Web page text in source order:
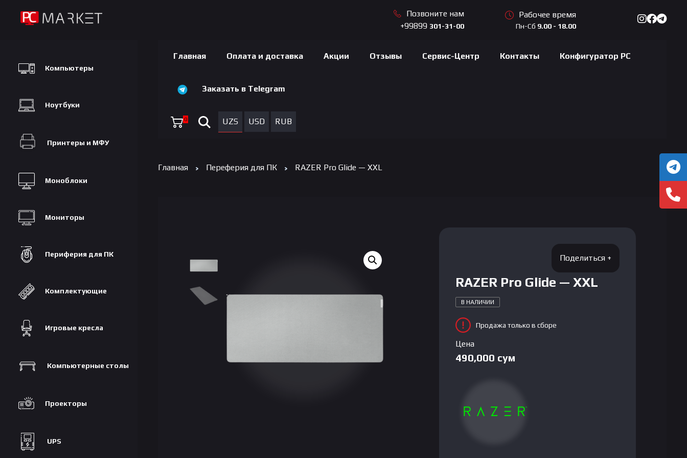
Позвоните нам
+99899 301-31-00
Рабочее время
Пн-Сб 9.00 - 18.00
Компьютеры
Ноутбуки
Принтеры и МФУ
Моноблоки
Мониторы
Периферия для ПК
Комплектующие
Игровые кресла
Компьютерные столы
Проекторы
UPS
Главная Оплата и доставка Акции Отзывы Сервис-Центр Контакты Конфигуратор PC
Заказать в Telegram
0 UZS USD RUB
Главная Переферия для ПК RAZER Pro Glide — XXL
RAZER Pro Glide — XXL
В НАЛИЧИИ
Продажа только в сборе
Цена
490,000 сум